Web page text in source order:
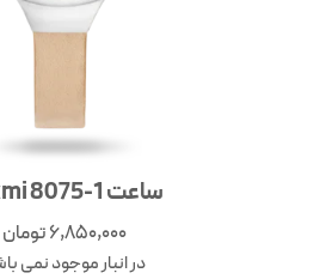
ساعت Laxmi 8075-1
6,850,000تومان
در انبار موجود نمی باشد